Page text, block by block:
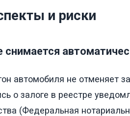
и риски
снимается
автомобиля не отменяет
о залоге в реестре
(Федеральная